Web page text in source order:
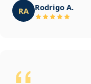
RA Rodrigo A.